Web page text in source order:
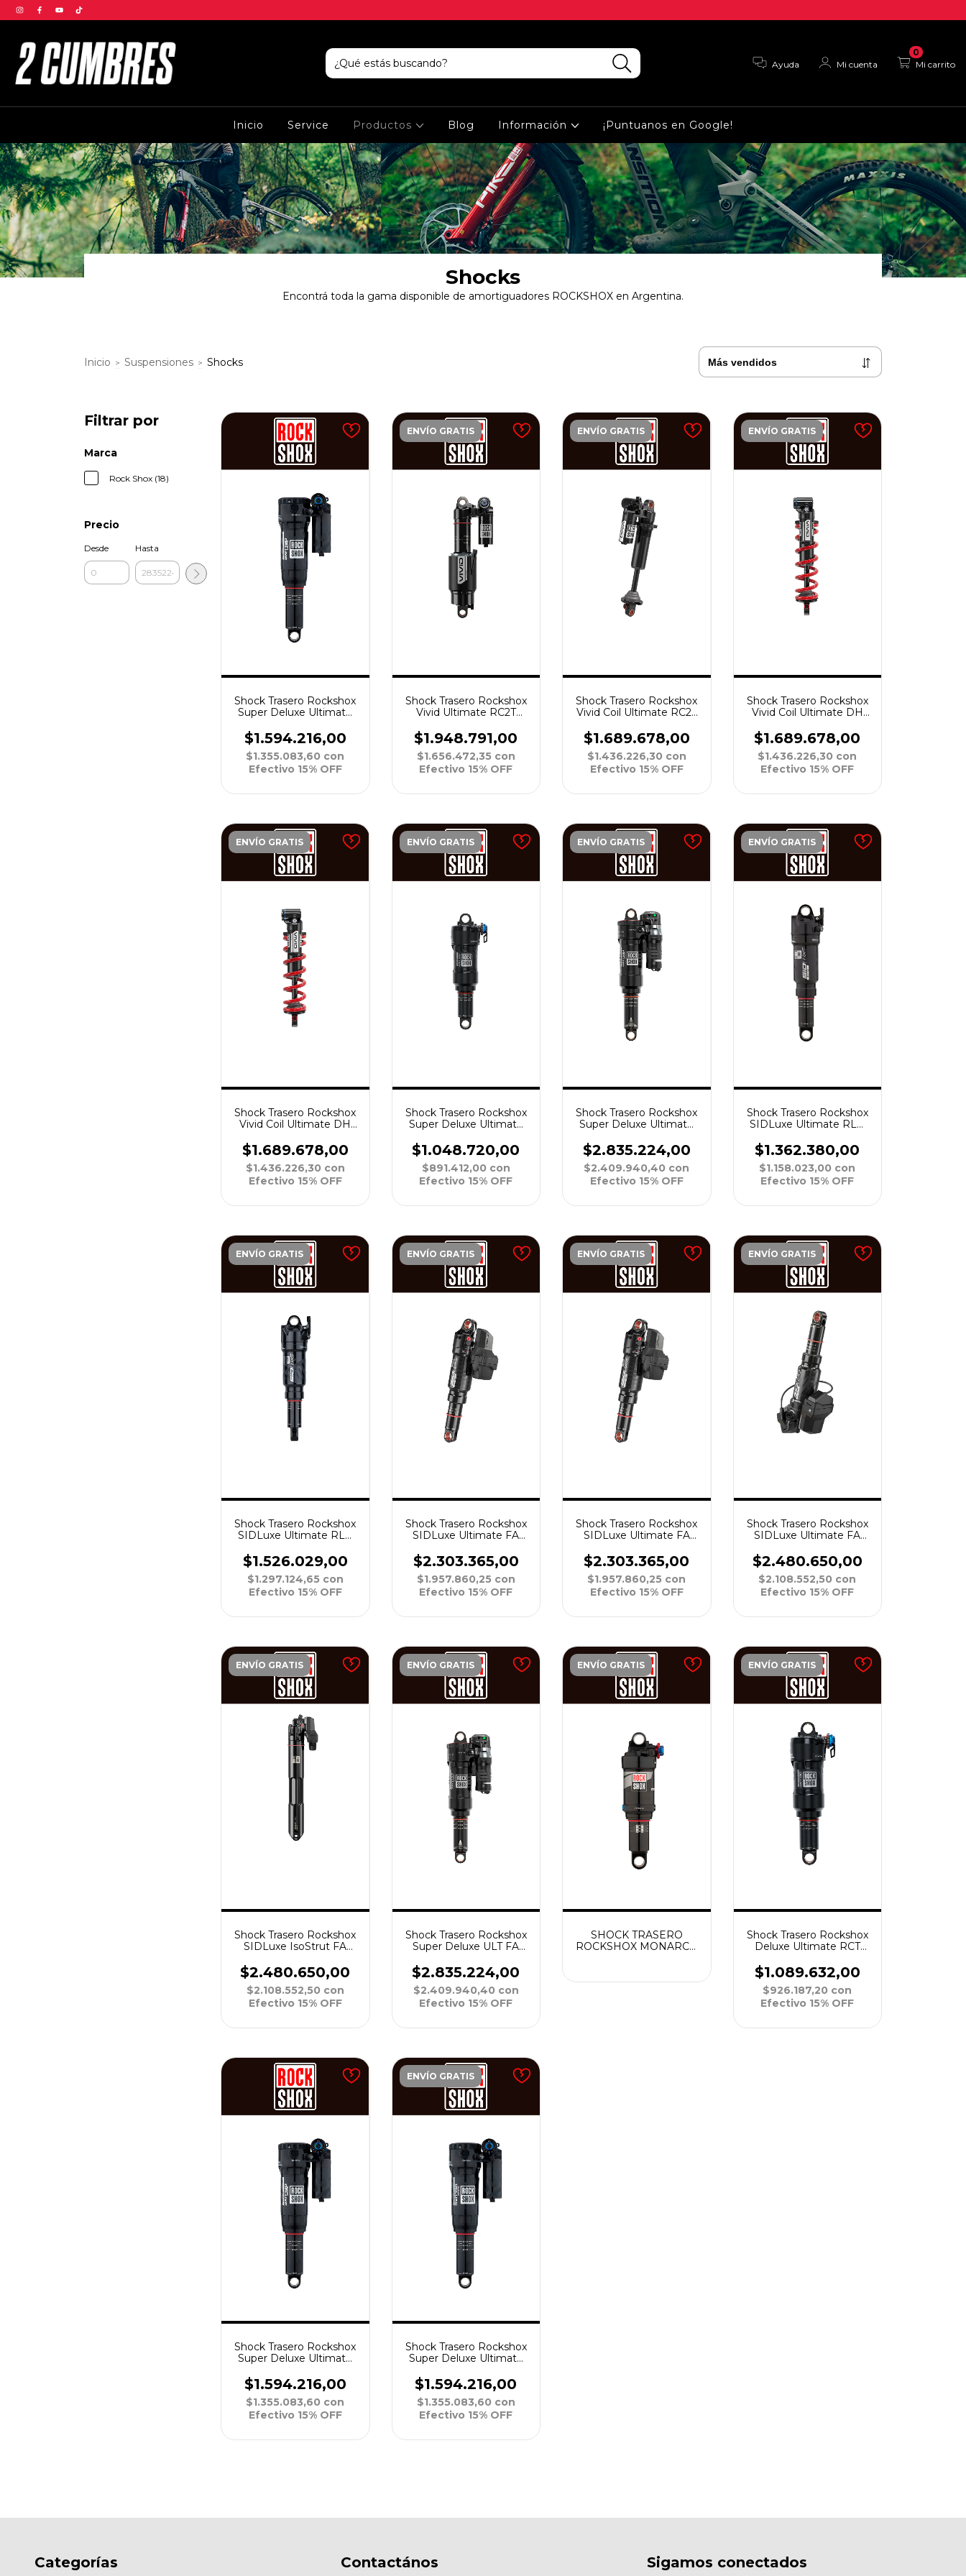
Ayuda Mi cuenta Mi carrito
0
Inicio Service Productos Blog Información ¡Puntuanos en Google!
Shocks
Encontrá toda la gama disponible de amortiguadores ROCKSHOX en Argentina.
Inicio > Suspensiones > Shocks
Filtrar por
Marca
Rock Shox (18)
Precio
Desde Hasta
Shock Trasero Rockshox
Super Deluxe Ultimate
185x55 L 320
$1.594.216,00
$1.355.083,60 con
Efectivo 15% OFF
ENVÍO GRATIS
Shock Trasero Rockshox
Vivid Ultimate RC2T
X2 2P C1
$1.948.791,00
$1.656.472,35 con
Efectivo 15% OFF
ENVÍO GRATIS
Shock Trasero Rockshox
Vivid Coil Ultimate RC2T
2P C1
$1.689.678,00
$1.436.226,30 con
Efectivo 15% OFF
ENVÍO GRATIS
Shock Trasero Rockshox
Vivid Coil Ultimate DH
(Muelle No Incluido)
$1.689.678,00
$1.436.226,30 con
Efectivo 15% OFF
ENVÍO GRATIS
Shock Trasero Rockshox
Vivid Coil Ultimate DH
(Muelle No Incluido)
$1.689.678,00
$1.436.226,30 con
Efectivo 15% OFF
ENVÍO GRATIS
Shock Trasero Rockshox
Super Deluxe Ultimate
190x40 L 380 2P C1
$1.048.720,00
$891.412,00 con
Efectivo 15% OFF
ENVÍO GRATIS
Shock Trasero Rockshox
Super Deluxe Ultimate
R55 185x55 C37 X6 3P C2
$2.835.224,00
$2.409.940,40 con
Efectivo 15% OFF
ENVÍO GRATIS
Shock Trasero Rockshox
SIDLuxe Ultimate RLR
X8 3P A2
$1.362.380,00
$1.158.023,00 con
Efectivo 15% OFF
ENVÍO GRATIS
Shock Trasero Rockshox
SIDLuxe Ultimate RLR
X8 3P A2
$1.526.029,00
$1.297.124,65 con
Efectivo 15% OFF
ENVÍO GRATIS
Shock Trasero Rockshox
SIDLuxe Ultimate FA
C25 X8 3P A2
$2.303.365,00
$1.957.860,25 con
Efectivo 15% OFF
ENVÍO GRATIS
Shock Trasero Rockshox
SIDLuxe Ultimate FA
C25 X8 3P A2
$2.303.365,00
$1.957.860,25 con
Efectivo 15% OFF
ENVÍO GRATIS
Shock Trasero Rockshox
SIDLuxe Ultimate FA
C25 X8 3P A2
$2.480.650,00
$2.108.552,50 con
Efectivo 15% OFF
ENVÍO GRATIS
Shock Trasero Rockshox
SIDLuxe IsoStrut FA
C25 X8 3P A1
$2.480.650,00
$2.108.552,50 con
Efectivo 15% OFF
ENVÍO GRATIS
Shock Trasero Rockshox
Super Deluxe ULT FA
210x55 C30 X6 3P
$2.835.224,00
$2.409.940,40 con
Efectivo 15% OFF
ENVÍO GRATIS
SHOCK TRASERO
ROCKSHOX MONARCH
ENVÍO GRATIS
Shock Trasero Rockshox
Deluxe Ultimate RCT
L 380
$1.089.632,00
$926.187,20 con
Efectivo 15% OFF
Shock Trasero Rockshox
Super Deluxe Ultimate
230x65 L 320
$1.594.216,00
$1.355.083,60 con
Efectivo 15% OFF
ENVÍO GRATIS
Shock Trasero Rockshox
Super Deluxe Ultimate
185x52.5 L 320
$1.594.216,00
$1.355.083,60 con
Efectivo 15% OFF
Categorías Contactános Sigamos conectados